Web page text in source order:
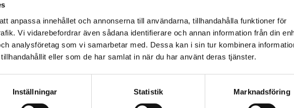
anpassa innehållet och annonserna till användarna, tillhandahålla funktioner för
Vi vidarebefordrar även sådana identifierare och annan information från din
analysföretag som vi samarbetar med. Dessa kan i sin tur kombinera
eller som de har samlat in när du har använt deras tjänster.
Inställningar Statistik Marknadsföring
över 120 verkstäder i Sverige, Finland, Norge och Nederländerna.
år 2024. Werksta vill vara försäkringsbolagens och bilförarnas
i branschen och vara ledande vad det gäller hållbarhetsarbete.